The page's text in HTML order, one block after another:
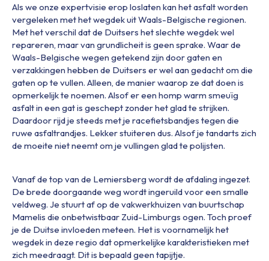
Als we onze expertvisie erop loslaten kan het asfalt worden
vergeleken met het wegdek uit Waals-Belgische regionen.
Met het verschil dat de Duitsers het slechte wegdek wel
repareren, maar van grundlicheit is geen sprake. Waar de
Waals-Belgische wegen getekend zijn door gaten en
verzakkingen hebben de Duitsers er wel aan gedacht om die
gaten op te vullen. Alleen, de manier waarop ze dat doen is
opmerkelijk te noemen. Alsof er een homp warm smeuïg
asfalt in een gat is geschept zonder het glad te strijken.
Daardoor rijd je steeds met je racefietsbandjes tegen die
ruwe asfaltrandjes. Lekker stuiteren dus. Alsof je tandarts zich
de moeite niet neemt om je vullingen glad te polijsten.
Vanaf de top van de Lemiersberg wordt de afdaling ingezet.
De brede doorgaande weg wordt ingeruild voor een smalle
veldweg. Je stuurt af op de vakwerkhuizen van buurtschap
Mamelis die onbetwistbaar Zuid-Limburgs ogen. Toch proef
je de Duitse invloeden meteen. Het is voornamelijk het
wegdek in deze regio dat opmerkelijke karakteristieken met
zich meedraagt. Dit is bepaald geen tapijtje.